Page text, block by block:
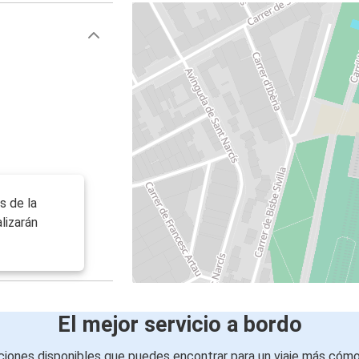
de la
El mejor servicio a bordo